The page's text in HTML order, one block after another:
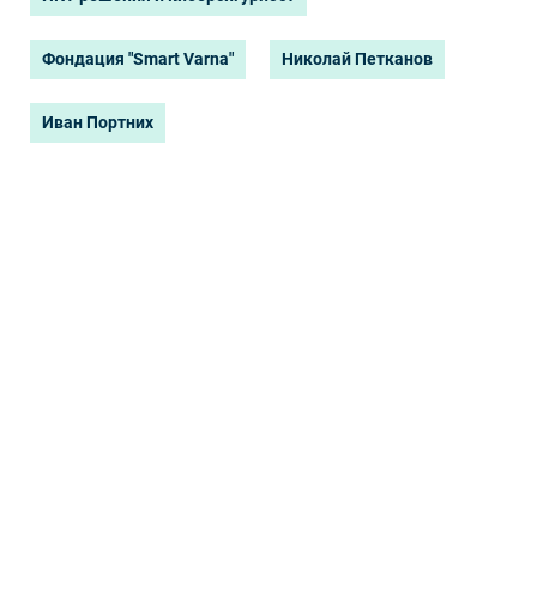
Фондация "Smart Varna" Николай Петканов
Иван Портних